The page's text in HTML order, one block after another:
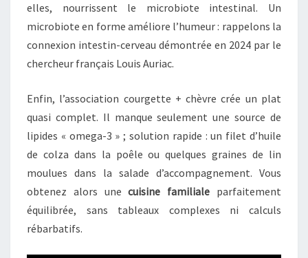
elles, nourrissent le microbiote intestinal. Un
microbiote en forme améliore l’humeur : rappelons la
connexion intestin-cerveau démontrée en 2024 par le
chercheur français Louis Auriac.
Enfin, l’association courgette + chèvre crée un plat
quasi complet. Il manque seulement une source de
lipides « omega-3 » ; solution rapide : un filet d’huile
de colza dans la poêle ou quelques graines de lin
moulues dans la salade d’accompagnement. Vous
obtenez alors unecuisine familiale parfaitement
équilibrée, sans tableaux complexes ni calculs
rébarbatifs.